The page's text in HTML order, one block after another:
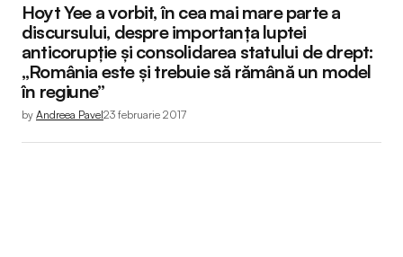
Hoyt Yee a vorbit, în cea mai mare parte a
discursului, despre importanța luptei
anticorupție și consolidarea statului de drept:
„România este și trebuie să rămână un model
în regiune”
by Andreea Pavel23 februarie 2017